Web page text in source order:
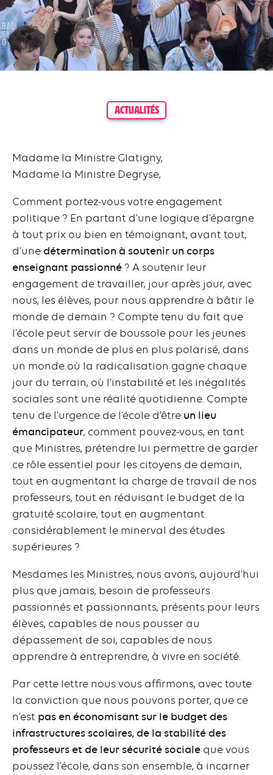
ACTUALITÉS
Madame la Ministre Glatigny,
Madame la Ministre Degryse,
Comment portez-vous votre engagement
politique ? En partant d’une logique d’épargne
à tout prix ou bien en témoignant, avant tout,
d’une détermination à soutenir un corps
enseignant passionné ? A soutenir leur
engagement de travailler, jour après jour, avec
nous, les élèves, pour nous apprendre à bâtir le
monde de demain ? Compte tenu du fait que
l’école peut servir de boussole pour les jeunes
dans un monde de plus en plus polarisé, dans
un monde où la radicalisation gagne chaque
jour du terrain, où l’instabilité et les inégalités
sociales sont une réalité quotidienne. Compte
tenu de l’urgence de l’école d’être un lieu
émancipateur, comment pouvez-vous, en tant
que Ministres, prétendre lui permettre de garder
ce rôle essentiel pour les citoyens de demain,
tout en augmentant la charge de travail de nos
professeurs, tout en réduisant le budget de la
gratuité scolaire, tout en augmentant
considérablement le minerval des études
supérieures ?
Mesdames les Ministres, nous avons, aujourd’hui
plus que jamais, besoin de professeurs
passionnés et passionnants, présents pour leurs
élèves, capables de nous pousser au
dépassement de soi, capables de nous
apprendre à entreprendre, à vivre en société.
Par cette lettre nous vous affirmons, avec toute
la conviction que nous pouvons porter, que ce
n’est pas en économisant sur le budget des
infrastructures scolaires, de la stabilité des
professeurs et de leur sécurité sociale que vous
poussez l’école, dans son ensemble, à incarner